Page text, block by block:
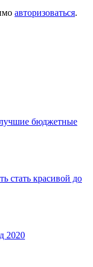
авторизоваться.
бюджетные
стать красивой до
2020